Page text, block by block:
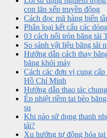
con lăn xếp truyền động
Cách đọc mã hàng biến
Phân loại kết cấu các
03 cách nối tròn băng tải
So sánh vật liệu băng tải
Hướng dẫn cách thay
băng khỏi máy
Cách các đơn vị cung
Hồ Chí Minh
Hướng dẫn thao tác
Ép nhiệt riềm tai bèo
su
Khi nào sử dụng thanh
tải?
Xu hướng tự động hóa